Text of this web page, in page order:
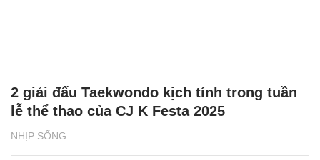
NHỊP SỐNG
2 giải đấu Taekwondo kịch tính trong tuần
lễ thể thao của CJ K Festa 2025